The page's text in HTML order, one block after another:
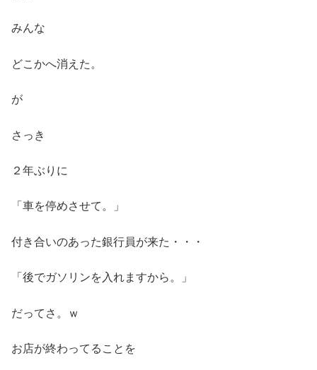
みんな
どこかへ消えた。
が
さっき
２年ぶりに
「車を停めさせて。」
付き合いのあった銀行員が来た・・・
「後でガソリンを入れますから。」
だってさ。ｗ
お店が終わってることを